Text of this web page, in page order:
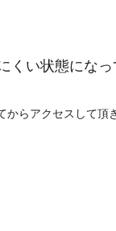
い状態になっ
らアクセスして頂